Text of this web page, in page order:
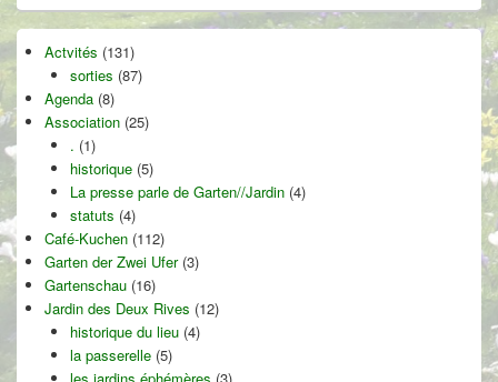
Actvités (131)
sorties (87)
Agenda (8)
Association (25)
. (1)
historique(5)
La presse parle de Garten//Jardin(4)
statuts (4)
Café-Kuchen (112)
Garten der Zwei Ufer(3)
Gartenschau (16)
Jardin des Deux Rives (12)
historique du lieu(4)
la passerelle(5)